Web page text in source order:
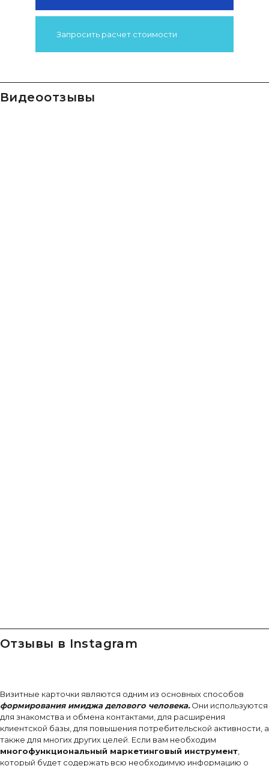
Запросить расчет стоимости
видео отзывы
Отзывы в Instagram
Визитные карточки являются одним из основных способов
формирования имиджа делового человека.Они используются
для знакомства и обмена контактами, для расширения
клиентской базы, для повышения потребительской активности, а
также для многих других целей. Если вам необходим
многофункциональный маркетинговый инструмент
который будет содержать всю необходимую информацию о